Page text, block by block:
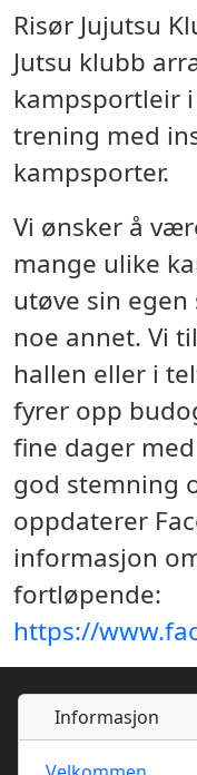
Risør Jujutsu
Jutsu klubb
kampsportleir
trening med
kampsporter.
Vi ønsker å
mange ulike
utøve sin
noe annet. Vi
hallen eller i
fyrer opp
fine dager
god stemning
oppdaterer
informasjon
fortløpende:
https://
Informasjon